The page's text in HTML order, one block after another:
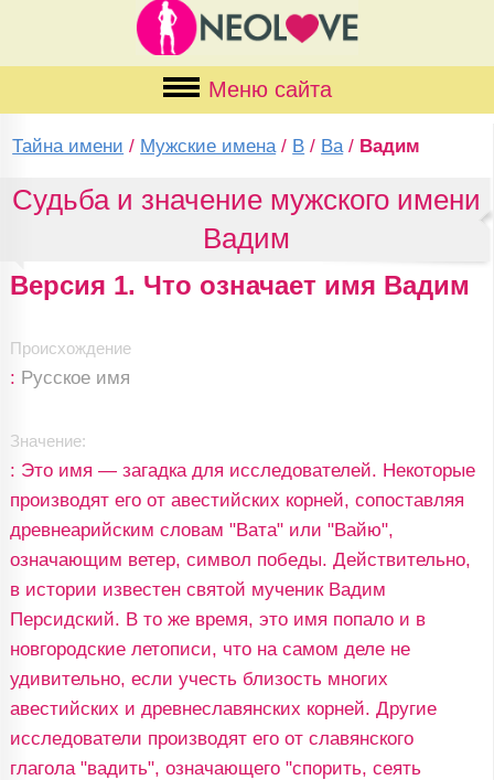
Меню сайта
Тайна имени / Мужские имена / В / Ва / Вадим
Судьба и значение мужского имени
Вадим
Версия 1. Что означает имя Вадим
Происхождение
: Русское имя
Значение:
: Это имя — загадка для исследователей. Некоторые
производят его от авестийских корней, сопоставляя
древнеарийским словам "Вата" или "Вайю",
означающим ветер, символ победы. Действительно,
в истории известен святой мученик Вадим
Персидский. В то же время, это имя попало и в
новгородские летописи, что на самом деле не
удивительно, если учесть близость многих
авестийских и древнеславянских корней. Другие
исследователи производят его от славянского
глагола "вадить", означающего "спорить, сеять